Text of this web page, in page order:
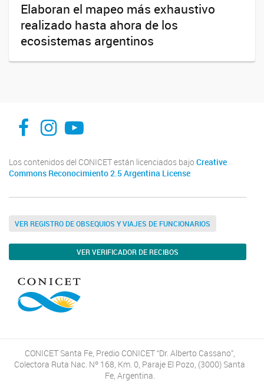
Elaboran el mapeo más exhaustivo
realizado hasta ahora de los
ecosistemas argentinos
facebook
instagram
Youtube
Los contenidos del CONICET están licenciados bajo Creative
Commons Reconocimiento 2.5 Argentina License
VER REGISTRO DE OBSEQUIOS Y VIAJES DE FUNCIONARIOS
VER VERIFICADOR DE RECIBOS
CONICET Santa Fe, Predio CONICET “Dr. Alberto Cassano”,
Colectora Ruta Nac. Nº 168, Km. 0, Paraje El Pozo, (3000) Santa
Fe, Argentina.